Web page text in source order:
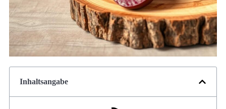
Inhaltsangabe